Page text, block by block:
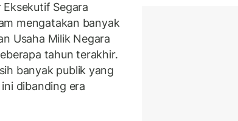
Eksekutif Segara
mengatakan banyak
Usaha Milik Negara
tahun terakhir.
banyak publik yang
dibanding era